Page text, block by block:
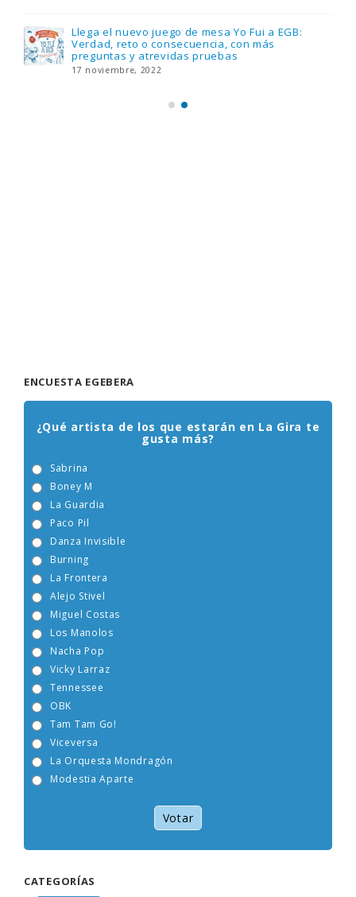
Llega el nuevo juego de mesa Yo Fui a EGB:
Verdad, reto o consecuencia, con más
preguntas y atrevidas pruebas
17 noviembre, 2022
ENCUESTA EGEBERA
¿Qué artista de los que estarán en La Gira te
gusta más?
Sabrina
Boney M
La Guardia
Paco Pil
Danza Invisible
Burning
La Frontera
Alejo Stivel
Miguel Costas
Los Manolos
Nacha Pop
Vicky Larraz
Tennessee
OBK
Tam Tam Go!
Viceversa
La Orquesta Mondragón
Modestia Aparte
Votar
CATEGORÍAS